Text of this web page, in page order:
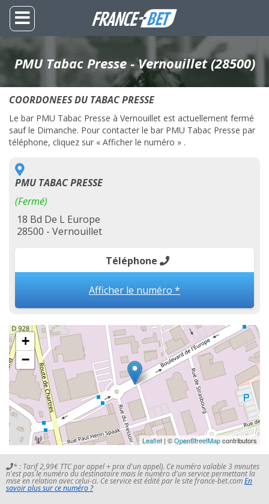
PMU Tabac Presse - Vernouillet (28500)
COORDONEES DU TABAC PRESSE
Le bar PMU Tabac Presse à Vernouillet est actuellement fermé
sauf le Dimanche. Pour contacter le bar PMU Tabac Presse par
téléphone, cliquez sur « Afficher le numéro » .
PMU TABAC PRESSE
(Fermé)
18 Bd De L Europe
28500 - Vernouillet
Téléphone
Afficher le numéro *
+
−
Leaflet | ©OpenStreetMapcontributors
* : Tarif 2,99€ TTC par appel + prix d'un appel). Ce numéro valable 3 minutes
n'est pas le numéro du destinataire mais le numéro d'un service permettant la
mise en relation avec celui-ci. Ce service est édité par le site france-bet.comEn
savoir plus sur ce numéro ?